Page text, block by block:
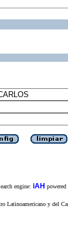
engine: iAH powered
Latinoamericano y del